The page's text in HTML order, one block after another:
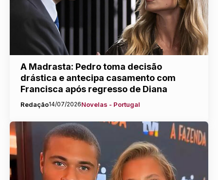
A Madrasta: Pedro toma decisão
drástica e antecipa casamento com
Francisca após regresso de Diana
Redação14/07/2026Novelas - Portugal